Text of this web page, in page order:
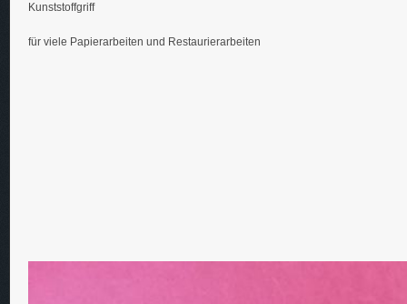
Kunststoffgriff
für viele Papierarbeiten und Restaurierarbeiten